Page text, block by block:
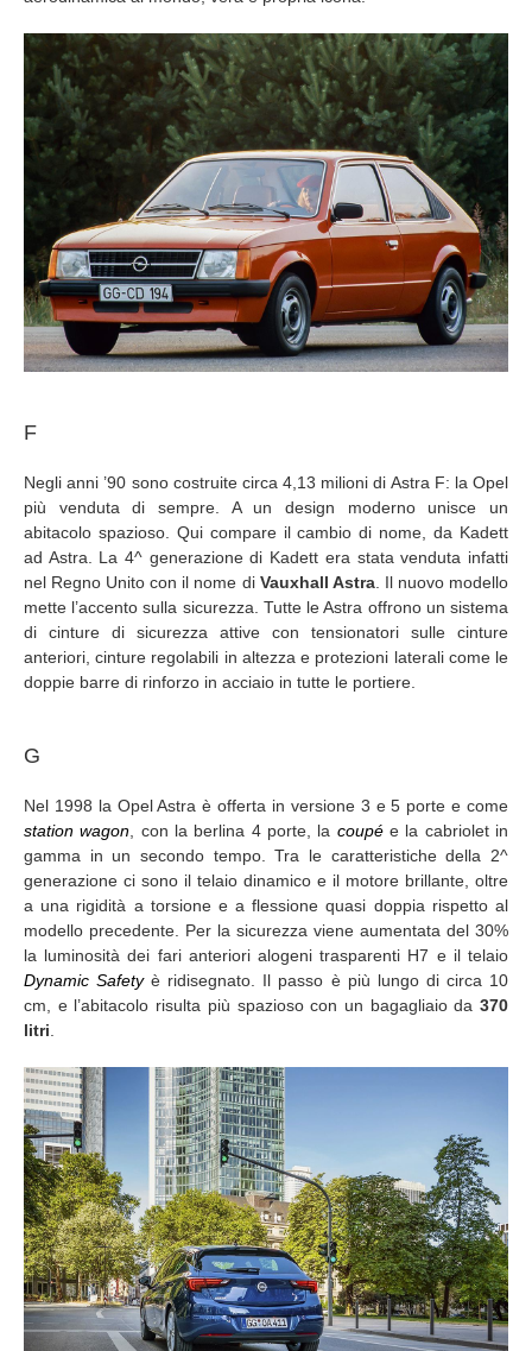
F
Negli anni ’90 sono costruite circa 4,13 milioni di Astra F: la Opel
più venduta di sempre. A un design moderno unisce un
abitacolo spazioso. Qui compare il cambio di nome, da Kadett
ad Astra. La 4^ generazione di Kadett era stata venduta infatti
nel Regno Unito con il nome di Vauxhall Astra. Il nuovo modello
mette l’accento sulla sicurezza. Tutte le Astra offrono un sistema
di cinture di sicurezza attive con tensionatori sulle cinture
anteriori, cinture regolabili in altezza e protezioni laterali come le
doppie barre di rinforzo in acciaio in tutte le portiere.
G
Nel 1998 la Opel Astra è offerta in versione 3 e 5 porte e come
station wagon, con la berlina 4 porte, la coupée la cabriolet in
gamma in un secondo tempo. Tra le caratteristiche della 2^
generazione ci sono il telaio dinamico e il motore brillante, oltre
a una rigidità a torsione e a flessione quasi doppia rispetto al
modello precedente. Per la sicurezza viene aumentata del 30%
la luminosità dei fari anteriori alogeni trasparenti H7 e il telaio
Dynamic Safetyè ridisegnato. Il passo è più lungo di circa 10
cm, e l’abitacolo risulta più spazioso con un bagagliaio da 370
litri.